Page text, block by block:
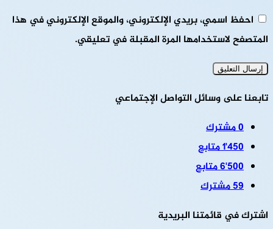
احفظ اسمي، بريدي الإلكتروني، والموقع الإلكتروني في هذا
المتصفح لاستخدامها المرة المقبلة في تعليقي.
تابعنا على وسائل التواصل الإجتماعي
0مشترك
1٬450متابع
6٬500متابع
59مشترك
اشترك في قائمتنا البريدية